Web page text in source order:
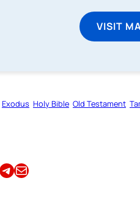
VISIT
Exodus Holy Bible Old Testament
on TelegramEmail this Article